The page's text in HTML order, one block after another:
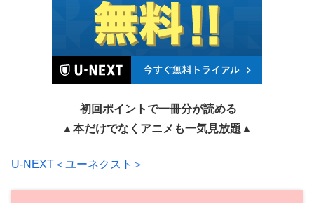
初回ポイントで一冊分が読める
▲本だけでなくアニメも一気見放題▲
U-NEXT＜ユーネクスト＞